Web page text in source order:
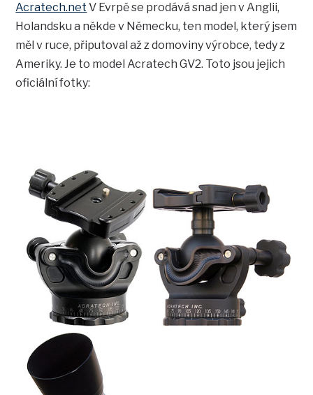
Acratech.net V Evrpě se prodává snad jen v Anglii,
Holandsku a někde v Německu, ten model, který jsem
měl v ruce, připutoval až z domoviny výrobce, tedy z
Ameriky. Je to model Acratech GV2. Toto jsou jejich
oficiální fotky: